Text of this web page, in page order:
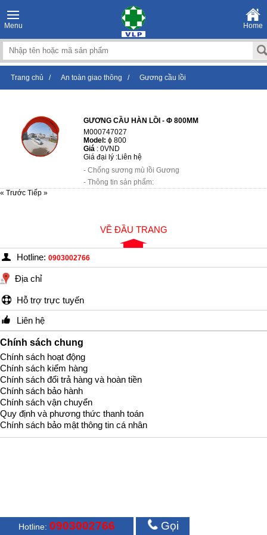
Menu Home
Trang chủ / An toàn giao thông / Gương cầu lồi
GƯƠNG CẦU HÀN LỒI - Φ 800MM
M000747027
Model: ϕ 800
Giá : 0VND
Giá đại lý :Liên hệ
- Chống sương mù lồi Gương
- Thông tin sản phẩm:
« Trước Tiếp »
VỀ ĐẦU TRANG
Hotline: 0903002766
Địa chỉ
Hỗ trợ trực tuyến
Liên hệ
Chính sách chung
Chính sách hoạt động
Chính sách kiểm hàng
Chính sách đổi trả hàng và hoàn tiền
Chính sách bảo hành
Chính sách vận chuyển
Quy định và phương thức thanh toán
Chính sách bảo mật thông tin cá nhân
Hotline: 0903002766 Gọi